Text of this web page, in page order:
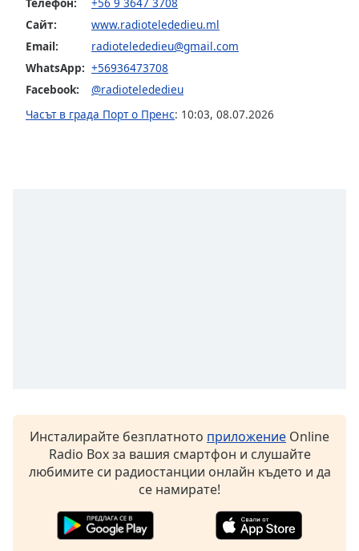
window.
Escape
cancel
Сайт:
www.radiotelededieu.ml
Email:
radiotelededieu@gmail.com
WhatsApp: +56936473708
Facebook:
@radiotelededieu
Часът в града Порт о Пренс: 10:03, 08.07.2026
Инсталирайте безплатното приложение Online
Radio Box за вашия смартфон и слушайте
любимите си радиостанции онлайн където и да
се намирате!